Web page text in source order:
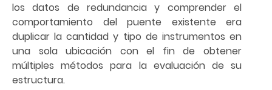
los datos de redundancia y comprender el
comportamiento del puente existente era
duplicar la cantidad y tipo de instrumentos en
una sola ubicación con el fin de obtener
múltiples métodos para la evaluación de su
estructura.